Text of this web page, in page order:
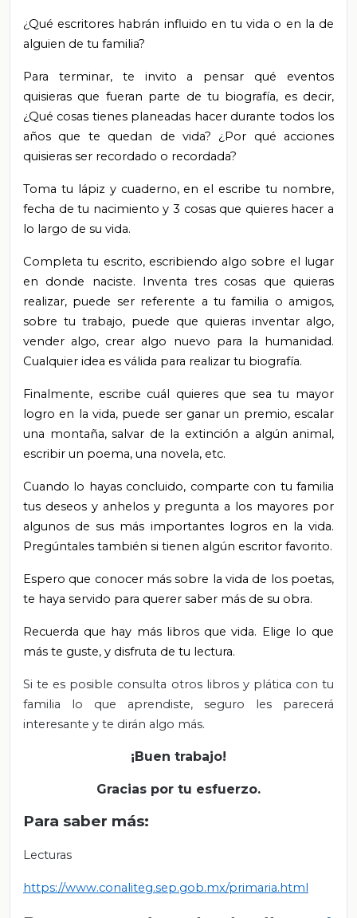
¿Qué escritores habrán influido en tu vida o en la de
alguien de tu familia?
Para terminar, te invito a pensar qué eventos
quisieras que fueran parte de tu biografía, es decir,
¿Qué cosas tienes planeadas hacer durante todos los
años que te quedan de vida? ¿Por qué acciones
quisieras ser recordado o recordada?
Toma tu lápiz y cuaderno, en el escribe tu nombre,
fecha de tu nacimiento y 3 cosas que quieres hacer a
lo largo de su vida.
Completa tu escrito, escribiendo algo sobre el lugar
en donde naciste. Inventa tres cosas que quieras
realizar, puede ser referente a tu familia o amigos,
sobre tu trabajo, puede que quieras inventar algo,
vender algo, crear algo nuevo para la humanidad.
Cualquier idea es válida para realizar tu biografía.
Finalmente, escribe cuál quieres que sea tu mayor
logro en la vida, puede ser ganar un premio, escalar
una montaña, salvar de la extinción a algún animal,
escribir un poema, una novela, etc.
Cuando lo hayas concluido, comparte con tu familia
tus deseos y anhelos y pregunta a los mayores por
algunos de sus más importantes logros en la vida.
Pregúntales también si tienen algún escritor favorito.
Espero que conocer más sobre la vida de los poetas,
te haya servido para querer saber más de su obra.
Recuerda que hay más libros que vida. Elige lo que
más te guste, y disfruta de tu lectura.
Si te es posible consulta otros libros y plática con tu
familia lo que aprendiste, seguro les parecerá
interesante y te dirán algo más.
¡Buen trabajo!
Gracias por tu esfuerzo.
Para saber más:
Lecturas
https://www.conaliteg.sep.gob.mx/primaria.html